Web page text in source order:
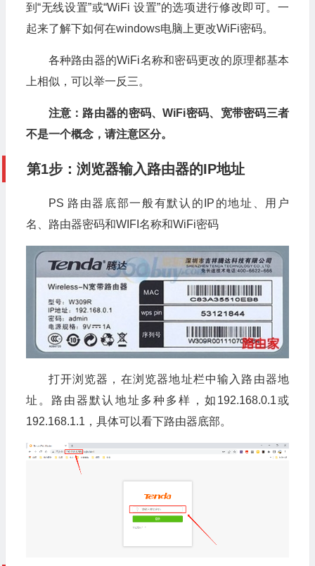
到“无线设置”或“WiFi 设置”的选项进行修改即可。一
起来了解下如何在windows电脑上更改WiFi密码。
各种路由器的WiFi名称和密码更改的原理都基本
上相似，可以举一反三。
注意：路由器的密码、WiFi密码、宽带密码三者
不是一个概念，请注意区分。
第1步：浏览器输入路由器的IP地址
PS 路由器底部一般有默认的IP的地址、用户
名、路由器密码和WIFI名称和WiFi密码
打开浏览器，在浏览器地址栏中输入路由器地
址。路由器默认地址多种多样，如192.168.0.1或
192.168.1.1，具体可以看下路由器底部。